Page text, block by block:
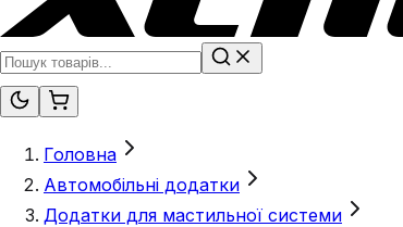
Головна
Автомобільні додатки
Додатки для мастильної системи